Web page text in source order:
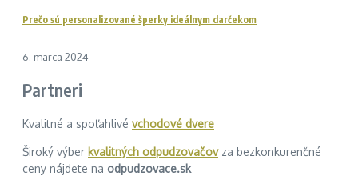
Prečo sú personalizované šperky ideálnym darčekom
6. marca 2024
Partneri
Kvalitné a spoľahlivé vchodové dvere
Široký výber kvalitných odpudzovačovza bezkonkurenčné
ceny nájdete na odpudzovace.sk